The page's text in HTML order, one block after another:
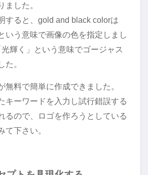
ました。
すると、gold and black colorは
いう意味で画像の色を指定しまし
輝く」という意味でゴージャス
た。
無料で簡単に作成できました。
キーワードを入力し試行錯誤する
るので、ロゴを作ろうとしている
て下さい。